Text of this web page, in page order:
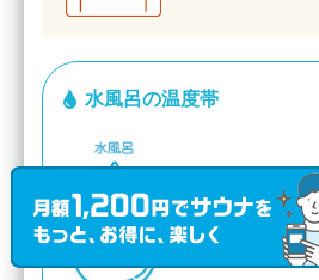
水風呂の温度帯